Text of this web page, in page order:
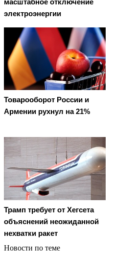
масштабное отключение
электроэнергии
Товарооборот России и
Армении рухнул на 21%
Трамп требует от Хегсета
объяснений неожиданной
нехватки ракет
Новости по теме